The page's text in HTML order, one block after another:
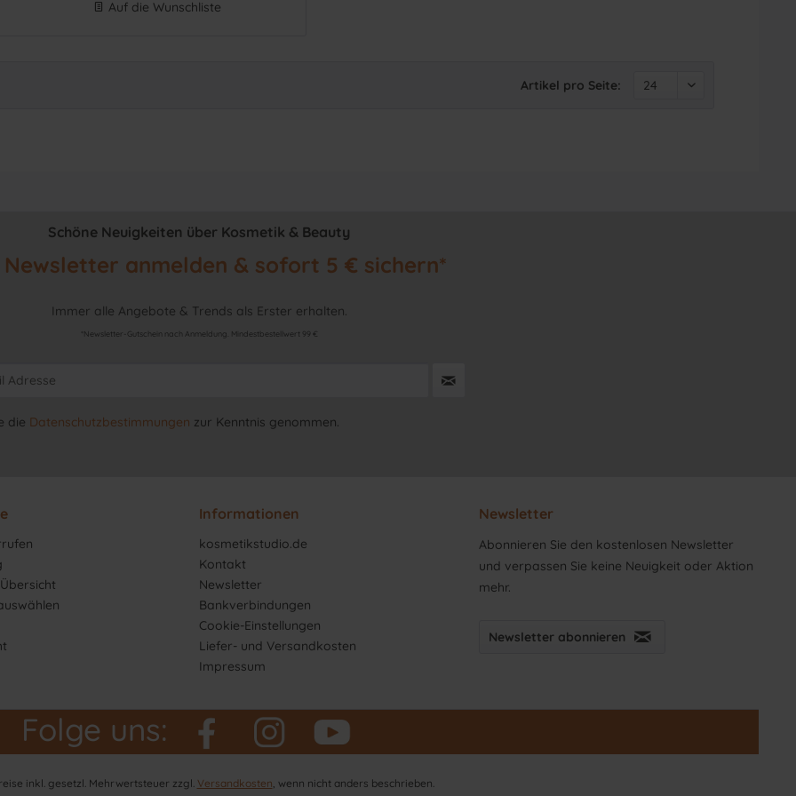
Auf die Wunschliste
Artikel pro Seite:
Schöne Neuigkeiten über Kosmetik & Beauty
anmelden & sofort 5 € sichern*
Immer alle Angebote & Trends als Erster erhalten.
*Newsletter-Gutschein nach Anmeldung. Mindestbestellwert 99 €
die Datenschutzbestimmungen zur Kenntnis genommen.
Informationen
kosmetikstudio.de
Kontakt
Newsletter
Bankverbindungen
Cookie-Einstellungen
Liefer- und Versandkosten
Impressum
Newsletter
Abonnieren Sie den kostenlosen Newsletter
und verpassen Sie keine Neuigkeit oder Aktion
mehr.
Newsletter abonnieren
Folge uns:
inkl. gesetzl. Mehrwertsteuer zzgl. Versandkosten, wenn nicht anders beschrieben.